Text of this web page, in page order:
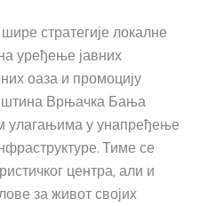
стратегије локалне
уређење јавних
оаза и промоцију
Врњачка Бања
улагањима у унапређење
Тиме се
центра, али и
за живот својих